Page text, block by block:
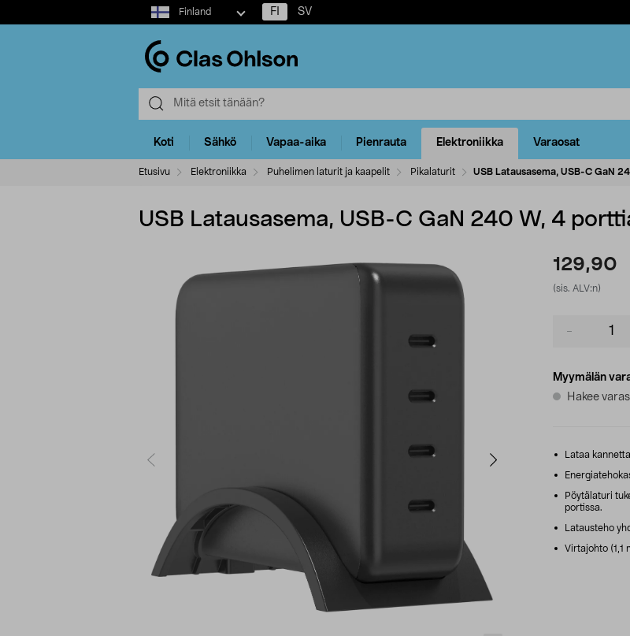
Select
market
Finland FI SV
Koti Sähkö Vapaa-aika Pienrauta Elektroniikka Varaosat
Etusivu Elektroniikka Puhelimen laturit ja kaapelit Pikalaturit USB Latausasema, USB-C GaN
USB Latausasema, USB-C GaN 240 W, 4
129,90
(sis. ALV:n)
Myymälän
Hakee
Lataa
Pöytälaturi
portissa.
Latausteho
Virtajohto (1,1